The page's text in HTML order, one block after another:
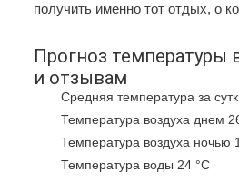
получить именно тот отдых, о
Прогноз
и отзывам
Средняя температура за
Температура воздуха днем
Температура воздуха ночью
Температура воды 24 °C